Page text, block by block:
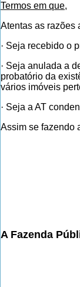
Termos em que,
Atentas as razões
· Seja recebido o
· Seja anulada a
probatório da
vários imóveis
· Seja a AT
Assim se fazendo
A Fazenda